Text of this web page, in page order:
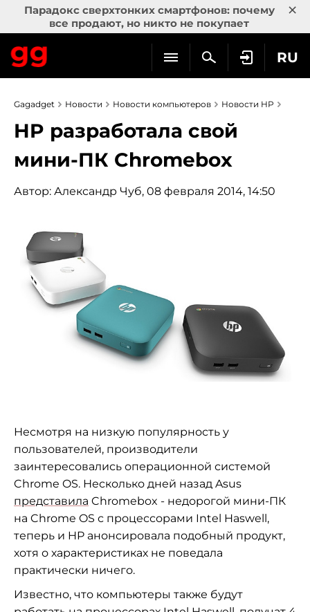
Парадокс сверхтонких смартфонов: почему
все продают, но никто не покупает
×
RU
Gagadget Новости Новости компьютеров Новости HP
HP разработала свой
мини-ПК Chromebox
Автор: Александр Чуб, 08 февраля 2014, 14:50
Несмотря на низкую популярность у
пользователей, производители
заинтересовались операционной системой
Chrome OS. Несколько дней назад Asus
представила Chromebox - недорогой мини-ПК
на Chrome OS с процессорами Intel Haswell,
теперь и HP анонсировала подобный продукт,
хотя о характеристиках не поведала
практически ничего.
Известно, что компьютеры также будут